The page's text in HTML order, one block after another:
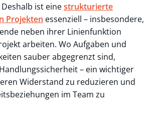
ist einestrukturierte
Projekten essenziell – insbesondere,
neben ihrer Linienfunktion
arbeiten. Wo Aufgaben und
sauber abgegrenzt sind,
– ein wichtiger
Widerstand zu reduzieren und
im Team zu